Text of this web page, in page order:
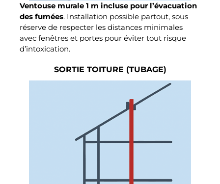
Ventouse murale 1 m incluse pour l’évacuation
des fumées. Installation possible partout, sous
réserve de respecter les distances minimales
avec fenêtres et portes pour éviter tout risque
d’intoxication.
SORTIE TOITURE (TUBAGE)